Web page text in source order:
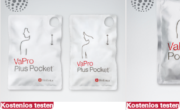
Kostenlos testen Kostenlos testen